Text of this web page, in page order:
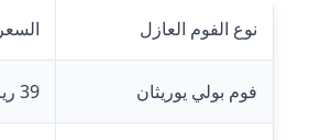
نوع الفوم العازل السعر
فوم بولي يوريثان 39 ريال سعودي